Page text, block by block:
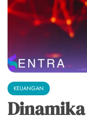
KEUANGAN